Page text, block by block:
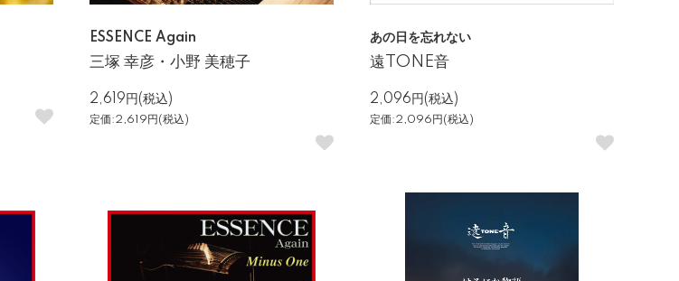
ESSENCE Again
三塚 幸彦・小野 美穂子
2,619円(税込)
定価:2,619円(税込)
あの日を忘れない
遠TONE音
2,096円(税込)
定価:2,096円(税込)